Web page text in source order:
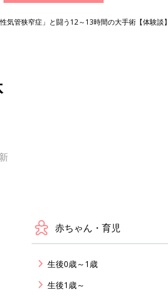
管狭窄症」と闘う12～13時間の大手術【体験談】
赤ちゃん・育児
生後0歳～1歳
生後1歳～